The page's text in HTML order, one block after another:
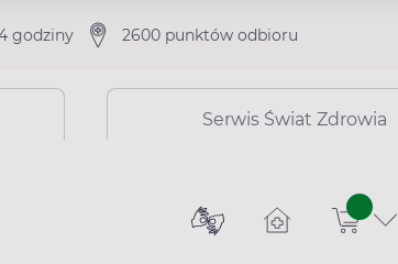
godziny 2600 punktów odbioru
Serwis Świat Zdrowia
sztuk